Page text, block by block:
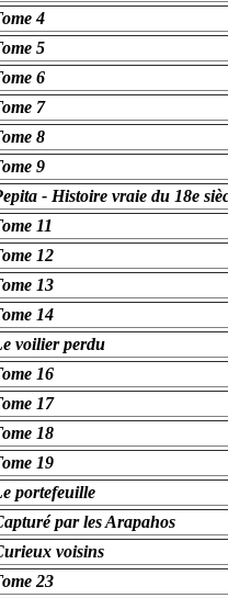
4
5
6
7
8
9
- Histoire vraie du 18e
11
12
13
14
voilier perdu
16
17
18
19
portefeuille
par les Arapahos
voisins
23